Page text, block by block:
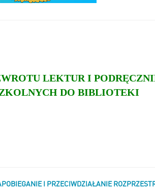
LEKTUR I
DO BIBLIOTEKI
I PRZECIWDZIAŁANIE